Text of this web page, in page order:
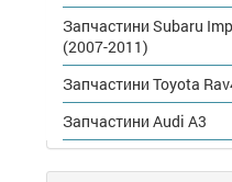
Запчастини Subaru
(2007-2011)
Запчастини Toyota
Запчастини Audi A3